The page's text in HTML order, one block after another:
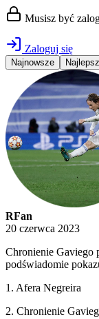
Musisz być
Zaloguj się
Najnowsze
RFan
20 czerwca 2023
Chronienie Gaviego
podświadomie
1. Afera Negreira
2. Chronienie